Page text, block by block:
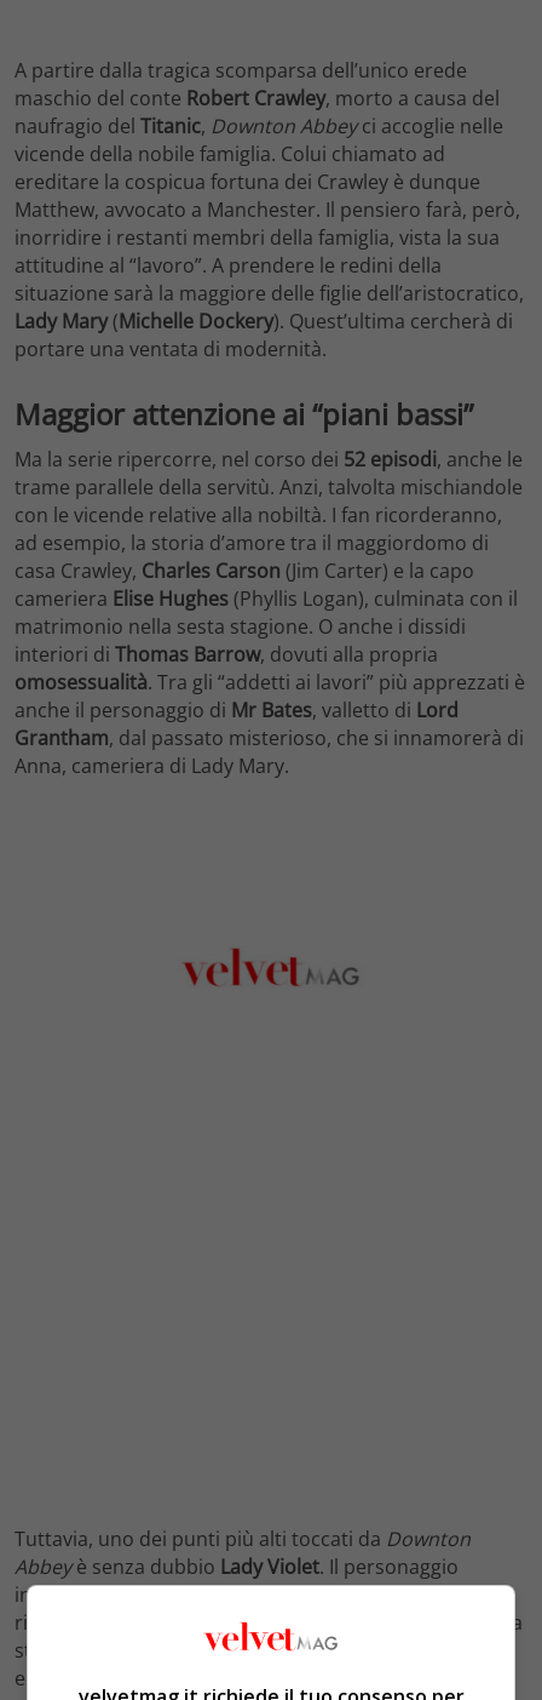
A partire dalla tragica scomparsa dell’unico erede
maschio del conte Robert Crawley, morto a causa del
naufragio del Titanic, Downton Abbeyci accoglie nelle
vicende della nobile famiglia. Colui chiamato ad
ereditare la cospicua fortuna dei Crawley è dunque
Matthew, avvocato a Manchester. Il pensiero farà, però,
inorridire i restanti membri della famiglia, vista la sua
attitudine al “lavoro”. A prendere le redini della
situazione sarà la maggiore delle figlie dell’aristocratico,
Lady Mary(Michelle Dockery). Quest’ultima cercherà di
portare una ventata di modernità.
Maggior attenzione ai “piani bassi”
Ma la serie ripercorre, nel corso dei 52 episodi, anche le
trame parallele della servitù. Anzi, talvolta mischiandole
con le vicende relative alla nobiltà. I fan ricorderanno,
ad esempio, la storia d’amore tra il maggiordomo di
casa Crawley, Charles Carson (Jim Carter) e la capo
cameriera Elise Hughes(Phyllis Logan), culminata con il
matrimonio nella sesta stagione. O anche i dissidi
interiori di Thomas Barrow, dovuti alla propria
omosessualità. Tra gli “addetti ai lavori” più apprezzati è
anche il personaggio di Mr Bates, valletto di Lord
Grantham, dal passato misterioso, che si innamorerà di
Anna, cameriera di Lady Mary.
Tuttavia, uno dei punti più alti toccati da Downton
Abbeyè senza dubbio Lady Violet. Il personaggio
interpretato daMaggie Smith, che nelnuovo film
riceverà in eredità una villa in Costa Azzurra, è l’essenza
stessa della serie. Sfrontata ma ironica, intramontabile
e indomita, è la madre di Robert Crawley nonché